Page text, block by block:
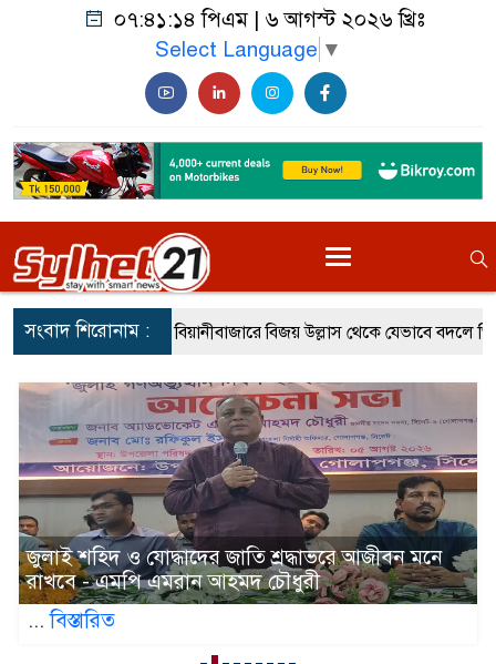
০৭:৪১:১৬ পিএম | ৬ আগস্ট ২০২৬ খ্রিঃ
Select Language ▼
সংবাদ শিরোনাম :
বিজয় উল্লাস থেকে যেভাবে বদলে গিয়েছিল পরিস্থিতি
জুলাই আন্দোলন ছাত্র-জনতার বীরত্বের স্মারকস্তম্ভ:
বিয়ানীবাজারের ইউএনও
...বিস্তারিত